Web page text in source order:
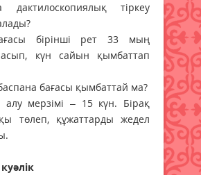
дактилоскопиялық тіркеу
бірінші рет 33 мың
күн сайын қымбаттап
бағасы қымбаттай ма?
алу мерзімі – 15 күн. Бірақ
төлеп, құжаттарды жедел